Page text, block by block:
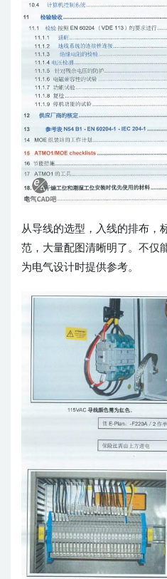
从导线的选型，入线的排布，
范，大量配图清晰明了。不仅
为电气设计时提供参考。